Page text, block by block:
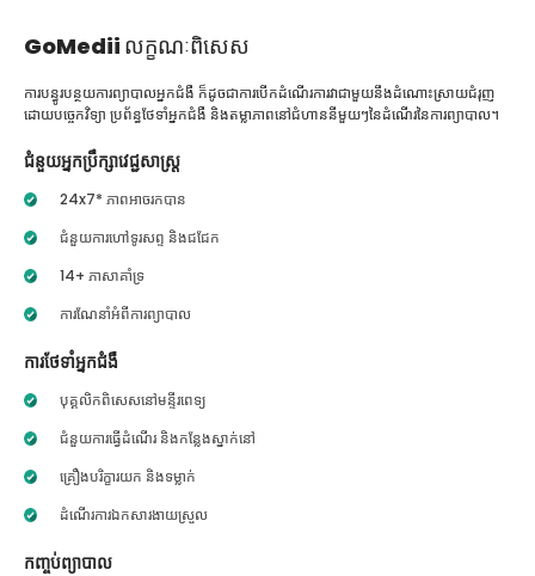
GoMedii លក្ខណៈពិសេស
ការបន្ធូរបន្ថយការព្យាបាលអ្នកជំងឺ ក៏ដូចជាការបើកដំណើរការវាជាមួយនឹងដំណោះស្រាយជំរុញ
ដោយបច្ចេកវិទ្យា ប្រព័ន្ធថែទាំអ្នកជំងឺ និងតម្លាភាពនៅជំហាននីមួយៗនៃដំណើរនៃការព្យាបាល។
ជំនួយអ្នកប្រឹក្សាវេជ្ជសាស្ត្រ
24x7* ភាពអាចរកបាន
ជំនួយការហៅទូរសព្ទ និងជជែក
14+ ភាសាគាំទ្រ
ការណែនាំអំពីការព្យាបាល
ការថែទាំអ្នកជំងឺ
បុគ្គលិកពិសេសនៅមន្ទីរពេទ្យ
ជំនួយការធ្វើដំណើរ និងកន្លែងស្នាក់នៅ
គ្រឿងបរិក្ខារយក និងទម្លាក់
ដំណើរការឯកសារងាយស្រួល
កញ្ចប់ព្យាបាល